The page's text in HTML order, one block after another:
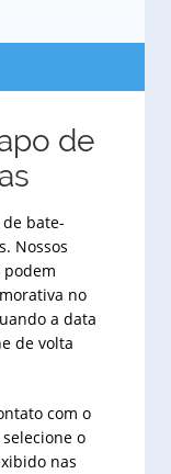
de
bate-
Nossos
no
a data
de volta
com o
o
nas